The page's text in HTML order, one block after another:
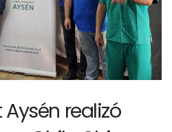
realizó